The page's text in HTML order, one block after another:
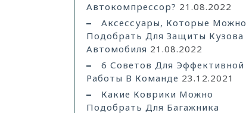
Автокомпрессор? 21.08.2022
Аксессуары, Которые Можно
Подобрать Для Защиты Кузова
Автомобиля 21.08.2022
6 Советов Для Эффективной
Работы В Команде 23.12.2021
Какие Коврики Можно
Подобрать Для Багажника